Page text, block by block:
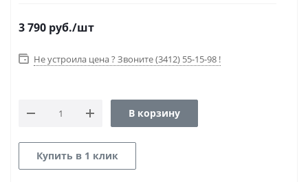
3 790 руб./шт
Не устроила цена ? Звоните (3412) 55-15-98 !
В корзину
Купить в 1 клик